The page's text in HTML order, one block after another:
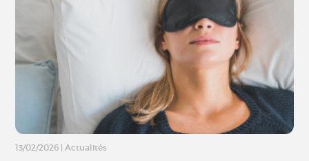
13/02/2026 Actualités